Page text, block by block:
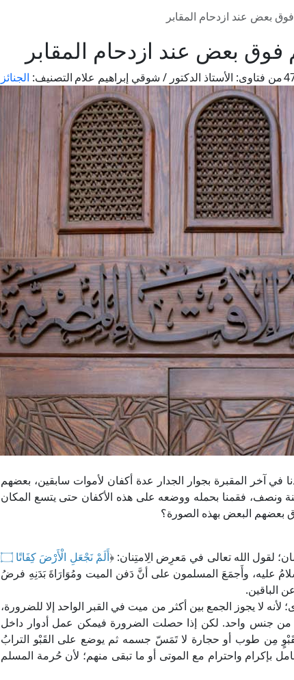
بعض عند ازدحام المقابر
بعض عند ازدحام المقابر
من فتاوى: الأستاذ الدكتور / شوقي إبراهيم علام التصنيف: الجنائز
في آخر المقبرة بجوار الجدار عدة أكفان لأموات سابقين، بعضهم
ونصف، فقمنا بحمله ووضعه على هذه الأكفان حتى يتسع المكان
بعضهم البعض بهذه الصورة؟
لقول الله تعالى في مَعرِض الِامتِنان: ﴿
أَلَمْ نَجْعَلِ الْأَرْضَ كِفَاتًا ۝
وقد حَثَّ الإسلامُ عليه، وأَجمَعَ المسلمون على أنَّ دَفن الميت ومُوَارَاةَ بَدَنِهِ فرضُ
الباقين.
لا يجوز الجمع بين أكثر من ميت في القبر الواحد إلا للضرورة،
من جنس واحد. لكن إذا حصلت الضرورة فيمكن عمل أدوار داخل
بقَبْوٍ مِن طوب أو حجارة لا تَمَسّ جسمه ثم يوضع على القَبْو الترابُ
بإكرام واحترام مع الموتى أو ما تبقى منهم؛ لأن حُرمة المسلم